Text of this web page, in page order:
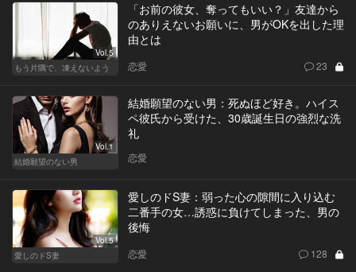
Vol.5
もう片隅で、凍えないよう
「お前の彼女、奪ってもいい？」友達から
のありえないお願いに、男がOKを出した理
由とは
恋愛 23
Vol.1
結婚願望のない男
結婚願望のない男：死ぬほど好き。ハイス
ペ彼氏から受けた、30歳誕生日の強烈な洗
礼
恋愛
Vol.5
愛しのドS妻
愛しのドS妻：弱った心の隙間に入り込む
二番手の女…誘惑に負けてしまった、男の
後悔
恋愛 128